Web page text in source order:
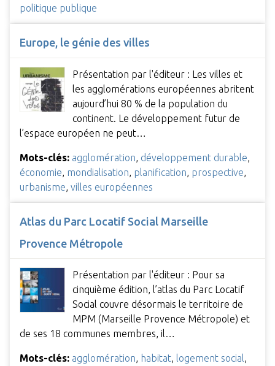
politique publique
Europe, le génie des villes
Présentation par l'éditeur : Les villes et
les agglomérations européennes abritent
aujourd’hui 80 % de la population du
continent. Le développement futur de
l’espace européen ne peut…
Mots-clés: agglomération développement durable
économie mondialisation planification prospective
urbanisme villes européennes
Atlas du Parc Locatif Social Marseille
Provence Métropole
Présentation par l'éditeur : Pour sa
cinquième édition, l’atlas du Parc Locatif
Social couvre désormais le territoire de
MPM (Marseille Provence Métropole) et
de ses 18 communes membres, il…
Mots-clés: agglomération, habitat, logement social,